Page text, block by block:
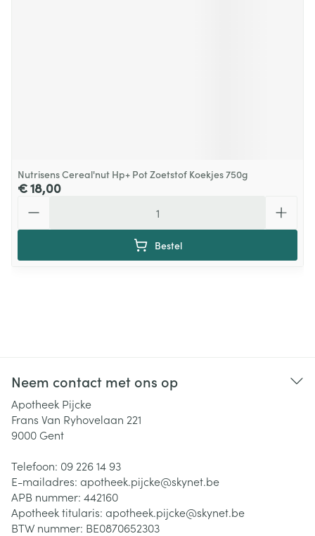
Nutrisens Cereal'nut Hp+ Pot Zoetstof Koekjes 750g
€ 18,00
Bestel
Neem contact met ons op
Apotheek Pijcke
Frans Van Ryhovelaan 221
9000 Gent
Telefoon: 09 226 14 93
E-mailadres: apotheek.pijcke@skynet.be
APB nummer: 442160
Apotheek titularis: apotheek.pijcke@skynet.be
BTW nummer: BE0870652303